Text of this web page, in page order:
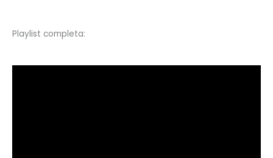
Playlist completa: